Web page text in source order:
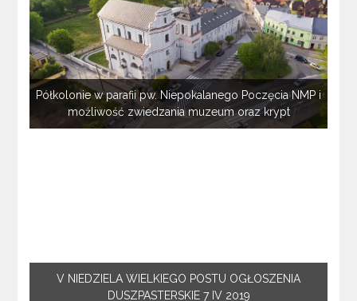
Półkolonie w parafii pw. Niepokalanego Poczęcia NMP i
możliwość zwiedzania muzeum oraz krypt
V NIEDZIELA WIELKIEGO POSTU OGŁOSZENIA
DUSZPASTERSKIE 7 IV 2019